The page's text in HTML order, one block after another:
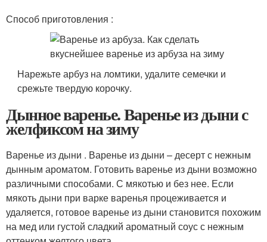
Способ приготовления :
Нарежьте арбуз на ломтики, удалите семечки и
срежьте твердую корочку.
Дынное варенье. Варенье из дыни с
желфиксом на зиму
Варенье из дыни . Варенье из дыни – десерт с нежным
дынным ароматом. Готовить варенье из дыни возможно
различными способами. С мякотью и без нее. Если
мякоть дыни при варке варенья процеживается и
удаляется, готовое варенье из дыни становится похожим
на мед или густой сладкий ароматный соус с нежным